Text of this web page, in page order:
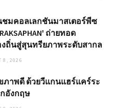
มคอลเลกชันมาสเตอร์พีซ
ถ่ายทอด
นสู่สุนทรียภาพระดับสากล
8, 2026
ภาพดี ด้วยวีแกนแฮร์แคร์ระ
อังกฤษ